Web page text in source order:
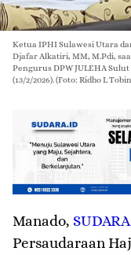
Ketua IPHI Sulawesi Utara
Djafar Alkatiri, MM, M.Pdi,
Pengurus DPW JULEHA
(13/2/2026). (Foto: Ridho L
Manado,
Persaudaraan